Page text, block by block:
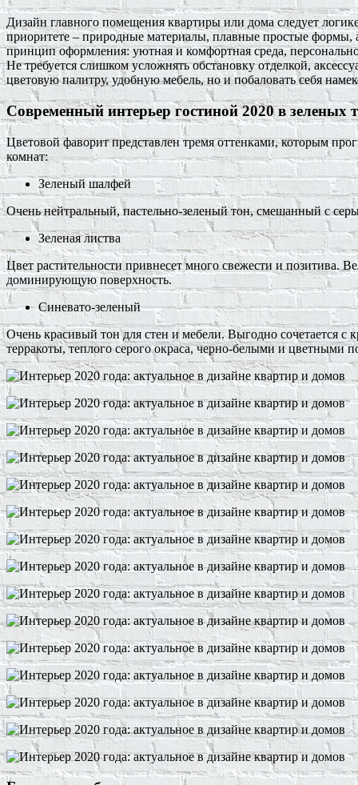
Дизайн главного помещения квартиры или дома следует
приоритете – природные материалы, плавные простые
принцип оформления: уютная и комфортная среда,
Не требуется слишком усложнять обстановку отделкой,
цветовую палитру, удобную мебель, но и побаловать себя
Современный интерьер гостиной 2020 в зеленых
Цветовой фаворит представлен тремя оттенками, которым
комнат:
Зеленый шалфей
Очень нейтральный, пастельно-зеленый тон, смешанный с
Зеленая листва
Цвет растительности привнесет много свежести и позитива.
доминирующую поверхность.
Синевато-зеленый
Очень красивый тон для стен и мебели. Выгодно сочетается с
терракоты, теплого серого окраса, черно-белыми и цветными